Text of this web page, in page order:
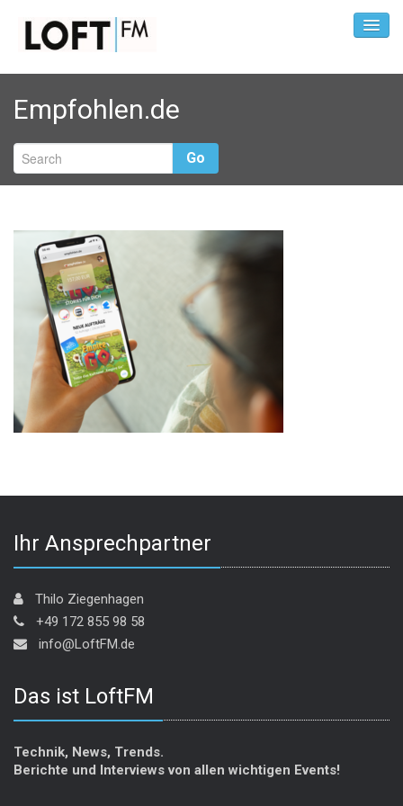
Empfohlen.de
Go
Ihr Ansprechpartner
Thilo Ziegenhagen
+49 172 855 98 58
info@LoftFM.de
Das ist LoftFM
Technik, News, Trends.
Berichte und Interviews von allen wichtigen Events!